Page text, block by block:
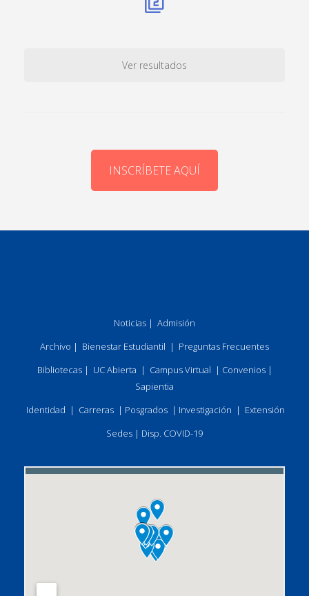
Ver resultados
INSCRÍBETE AQUÍ
Noticias | Admisión
Archivo | Bienestar Estudiantil | Preguntas Frecuentes
Bibliotecas| UC Abierta | Campus Virtual | Convenios|
Sapientia
Identidad | Carreras | Posgrados | Investigación | Extensión
Sedes | Disp. COVID-19